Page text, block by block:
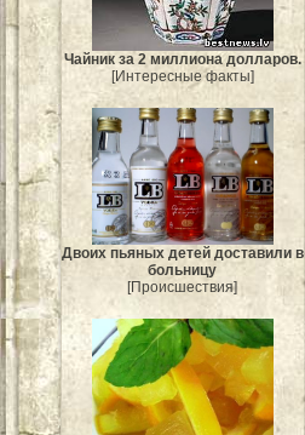
Чайник за 2 миллиона долларов.
[Интересные факты]
Двоих пьяных детей доставили в
больницу
[Происшествия]